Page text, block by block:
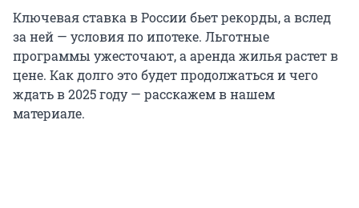
Ключевая ставка в России бьет рекорды, а вслед
за ней — условия по ипотеке. Льготные
программы ужесточают, а аренда жилья растет в
цене. Как долго это будет продолжаться и чего
ждать в 2025 году — расскажем в нашем
материале.